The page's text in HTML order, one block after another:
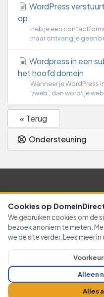
WordPress
op
Heb je een
maar ontvang je geen
Wordpress in een
het hoofd domein
Wanneer je WordPress
‘/web’, dan wordt je
« Terug
Ondersteuning
Contact
Copyright © 2026
voorbehouden.
Cookies op
We gebruiken cookies om de
bezoek anoniem te meten.
we de site verder. Lees meer in
Alleen
Alles